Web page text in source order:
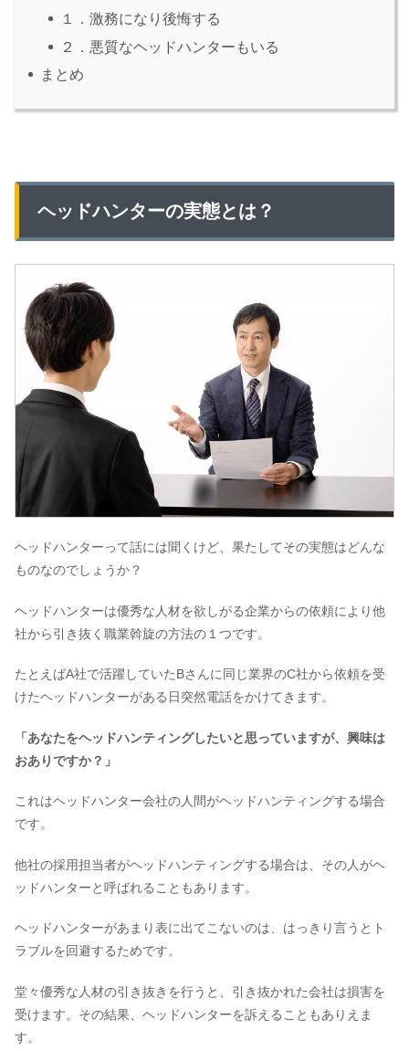
１．激務になり後悔する
２．悪質なヘッドハンターもいる
まとめ
ヘッドハンターの実態とは？
ヘッドハンターって話には聞くけど、果たしてその実態はどんな
ものなのでしょうか？
ヘッドハンターは優秀な人材を欲しがる企業からの依頼により他
社から引き抜く職業斡旋の方法の１つです。
たとえばA社で活躍していたBさんに同じ業界のC社から依頼を受
けたヘッドハンターがある日突然電話をかけてきます。
「あなたをヘッドハンティングしたいと思っていますが、興味は
おありですか？」
これはヘッドハンター会社の人間がヘッドハンティングする場合
です。
他社の採用担当者がヘッドハンティングする場合は、その人がヘ
ッドハンターと呼ばれることもあります。
ヘッドハンターがあまり表に出てこないのは、はっきり言うとト
ラブルを回避するためです。
堂々優秀な人材の引き抜きを行うと、引き抜かれた会社は損害を
受けます。その結果、ヘッドハンターを訴えることもありえま
す。